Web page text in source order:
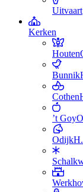
Uitvaart
Kerken
Houten
Bunnik
Cothen
’t Goy
Odijk